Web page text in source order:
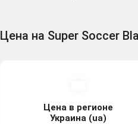
Цена на Super Soccer
Цена в регионе
Украина (ua)